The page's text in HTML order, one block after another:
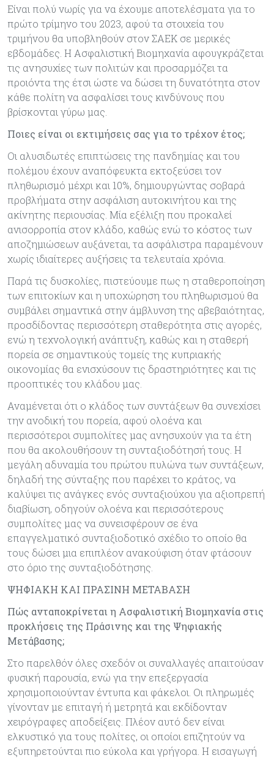
Είναι πολύ νωρίς για να έχουμε αποτελέσματα για το
πρώτο τρίμηνο του 2023, αφού τα στοιχεία του
τριμήνου θα υποβληθούν στον ΣΑΕΚ σε μερικές
εβδομάδες. Η Ασφαλιστική Βιομηχανία αφουγκράζεται
τις ανησυχίες των πολιτών και προσαρμόζει τα
προιόντα της έτσι ώστε να δώσει τη δυνατότητα στον
κάθε πολίτη να ασφαλίσει τους κινδύνους που
βρίσκονται γύρω μας.
Ποιες είναι οι εκτιμήσεις σας για το τρέχον έτος;
Οι αλυσιδωτές επιπτώσεις της πανδημίας και του
πολέμου έχουν αναπόφευκτα εκτοξεύσει τον
πληθωρισμό μέχρι και 10%, δημιουργώντας σοβαρά
προβλήματα στην ασφάλιση αυτοκινήτου και της
ακίνητης περιουσίας. Μία εξέλιξη που προκαλεί
ανισορροπία στον κλάδο, καθώς ενώ το κόστος των
αποζημιώσεων αυξάνεται, τα ασφάλιστρα παραμένουν
χωρίς ιδιαίτερες αυξήσεις τα τελευταία χρόνια.
Παρά τις δυσκολίες, πιστεύουμε πως η σταθεροποίηση
των επιτοκίων και η υποχώρηση του πληθωρισμού θα
συμβάλει σημαντικά στην άμβλυνση της αβεβαιότητας,
προσδίδοντας περισσότερη σταθερότητα στις αγορές,
ενώ η τεχνολογική ανάπτυξη, καθώς και η σταθερή
πορεία σε σημαντικούς τομείς της κυπριακής
οικονομίας θα ενισχύσουν τις δραστηριότητες και τις
προοπτικές του κλάδου μας.
Αναμένεται ότι ο κλάδος των συντάξεων θα συνεχίσει
την ανοδική του πορεία, αφού ολοένα και
περισσότεροι συμπολίτες μας ανησυχούν για τα έτη
που θα ακολουθήσουν τη συνταξιοδότησή τους. Η
μεγάλη αδυναμία του πρώτου πυλώνα των συντάξεων,
δηλαδή της σύνταξης που παρέχει το κράτος, να
καλύψει τις ανάγκες ενός συνταξιούχου για αξιοπρεπή
διαβίωση, οδηγούν ολοένα και περισσότερους
συμπολίτες μας να συνεισφέρουν σε ένα
επαγγελματικό συνταξιοδοτικό σχέδιο το οποίο θα
τους δώσει μια επιπλέον ανακούφιση όταν φτάσουν
στο όριο της συνταξιοδότησης.
ΨΗΦΙΑΚΗ ΚΑΙ ΠΡΑΣΙΝΗ ΜΕΤΑΒΑΣΗ
Πώς ανταποκρίνεται η Ασφαλιστική Βιομηχανία στις
προκλήσεις της Πράσινης και της Ψηφιακής
Μετάβασης;
Στο παρελθόν όλες σχεδόν οι συναλλαγές απαιτούσαν
φυσική παρουσία, ενώ για την επεξεργασία
χρησιμοποιούνταν έντυπα και φάκελοι. Οι πληρωμές
γίνονταν με επιταγή ή μετρητά και εκδίδονταν
χειρόγραφες αποδείξεις. Πλέον αυτό δεν είναι
ελκυστικό για τους πολίτες, οι οποίοι επιζητούν να
εξυπηρετούνται πιο εύκολα και γρήγορα. Η εισαγωγή